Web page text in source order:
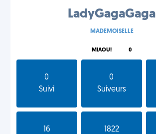
LadyGagaGaga
MADEMOISELLE
MIAOU! 0
0
Suivi
0
Suiveurs
16
1822